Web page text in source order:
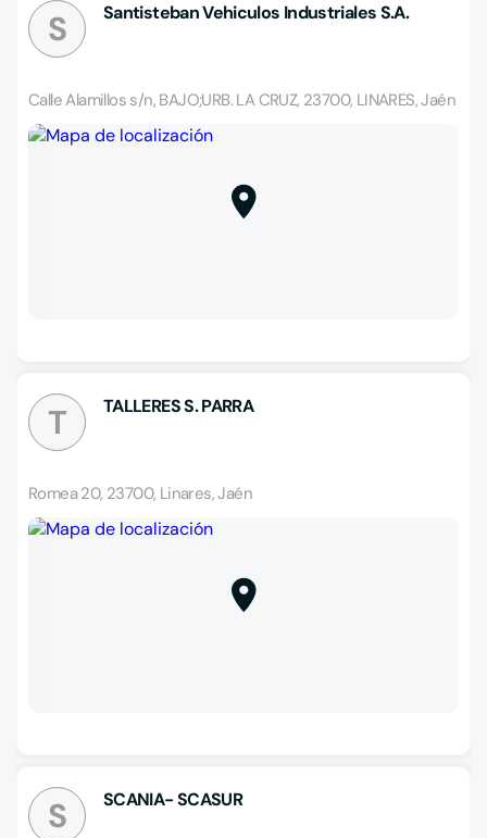
S Santisteban Vehiculos Industriales S.A.
Calle Alamillos s/n, BAJO;URB. LA CRUZ, 23700, LINARES, Jaén
T TALLERES S. PARRA
Romea 20, 23700, Linares, Jaén
S SCANIA- SCASUR